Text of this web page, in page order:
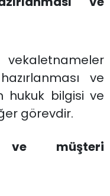
vekaletnameler
ve
hukuk bilgisi ve
görevdir.
ve müşteri